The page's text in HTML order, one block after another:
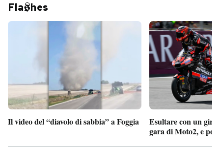
Fla hes
Il video del “diavolo di sabbia” a Foggia
Esultare con un
gara di Moto2, e poi